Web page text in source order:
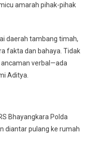
amarah pihak-pihak
daerah tambang timah,
fakta dan bahaya. Tidak
verbal—ada
Aditya.
Bhayangkara Polda
diantar pulang ke rumah